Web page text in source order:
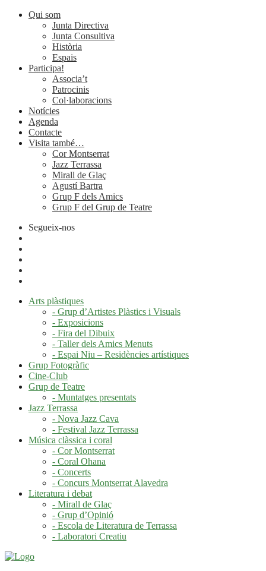
Qui som
Junta Directiva
Junta Consultiva
Història
Espais
Participa!
Associa’t
Patrocinis
Col·laboracions
Notícies
Agenda
Contacte
Visita també…
Cor Montserrat
Jazz Terrassa
Mirall de Glaç
Agustí Bartra
Grup F dels Amics
Grup F del Grup de Teatre
Segueix-nos
Arts plàstiques
- Grup d’Artistes Plàstics i Visuals
- Exposicions
- Fira del Dibuix
- Taller dels Amics Menuts
- Espai Niu – Residències artístiques
Grup Fotogràfic
Cine-Club
Grup de Teatre
- Muntatges presentats
Jazz Terrassa
- Nova Jazz Cava
- Festival Jazz Terrassa
Música clàssica i coral
- Cor Montserrat
- Coral Ohana
- Concerts
- Concurs Montserrat Alavedra
Literatura i debat
- Mirall de Glaç
- Grup d’Opinió
- Escola de Literatura de Terrassa
- Laboratori Creatiu